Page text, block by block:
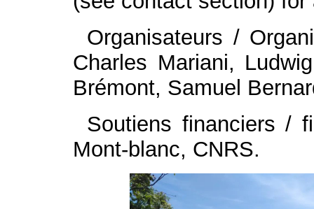
Organisateurs /
Charles Mariani,
Brémont, Samuel
Soutiens financiers /
Mont-blanc, CNRS.